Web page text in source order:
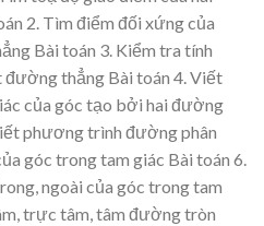
2. Tìm điểm đối xứng của
Bài toán 3. Kiểm tra tính
đường thẳng Bài toán 4.Viết
của góc tạo bởi hai đường
phương trình đường phân
góc trong tam giác Bài toán 6.
ngoài của góc trong tam
trực tâm, tâm đường tròn